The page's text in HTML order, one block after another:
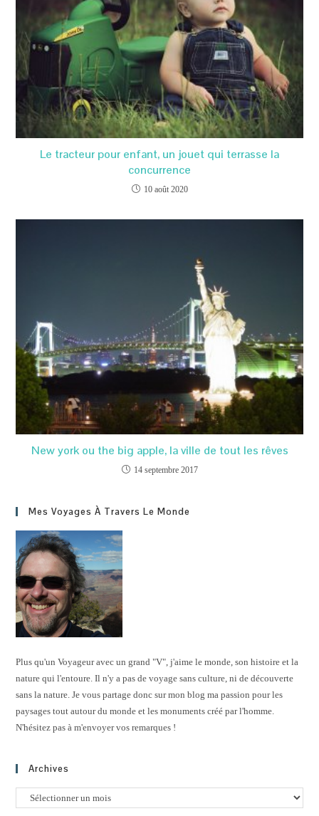
Le tracteur pour enfant, un jouet qui terrasse la
concurrence
10 août 2020
New york ou the big apple, la ville de tout les rêves
14 septembre 2017
Mes Voyages À Travers Le Monde
Plus qu'un Voyageur avec un grand "V", j'aime le monde, son histoire et la
nature qui l'entoure. Il n'y a pas de voyage sans culture, ni de découverte
sans la nature. Je vous partage donc sur mon blog ma passion pour les
paysages tout autour du monde et les monuments créé par l'homme.
N'hésitez pas à m'envoyer vos remarques !
Archives
Archives